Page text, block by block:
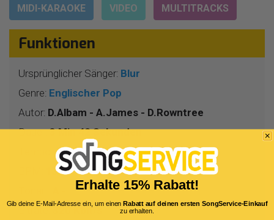
MIDI-KARAOKE VIDEO MULTITRACKS
Funktionen
Ursprünglicher Sänger: Blur
Genre: Englischer Pop
Autor: D.Albam - A.James - D.Rowntree
Dauer:3 Min 42 Sekunden
4/4
137
Bitrate: 320 Kbit/s
Erhalte 15% Rabatt!
Gib deine E-Mail-Adresse ein, um einenRabatt auf deinen ersten SongService-Einkauf
zu erhalten.